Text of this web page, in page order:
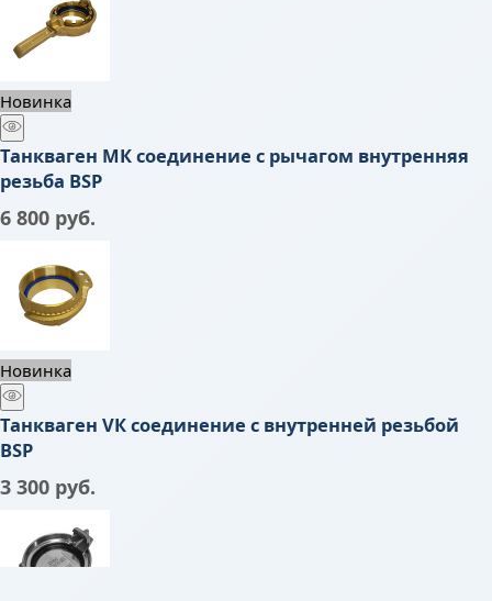
Новинка
Танкваген МК соединение с рычагом внутренняя
резьба BSP
6 800 руб.
Новинка
Танкваген VК соединение с внутренней резьбой
BSP
3 300 руб.